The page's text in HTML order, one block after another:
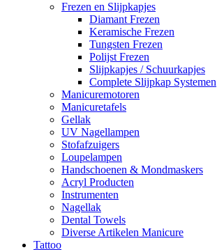
Frezen en Slijpkapjes
Diamant Frezen
Keramische Frezen
Tungsten Frezen
Polijst Frezen
Slijpkapjes / Schuurkapjes
Complete Slijpkap Systemen
Manicuremotoren
Manicuretafels
Gellak
UV Nagellampen
Stofafzuigers
Loupelampen
Handschoenen & Mondmaskers
Acryl Producten
Instrumenten
Nagellak
Dental Towels
Diverse Artikelen Manicure
Tattoo